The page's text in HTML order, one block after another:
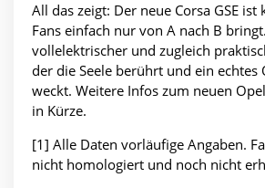
All das zeigt: Der neue Corsa GSE ist
Fans einfach nur von A nach B
vollelektrischer und zugleich
der die Seele berührt und ein echtes
weckt. Weitere Infos zum neuen
in Kürze.
[1] Alle Daten vorläufige Angaben.
nicht homologiert und noch nicht